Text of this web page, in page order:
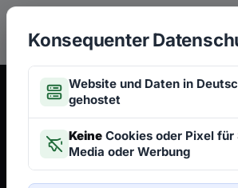
Zum Hauptinhalt springen
Konsequenter
Website und Daten in
gehostet
Keine Cookies oder Pixel für
Media oder Werbung